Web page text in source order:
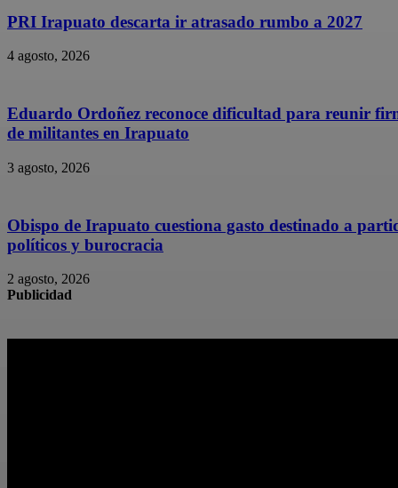
PRI Irapuato descarta ir atrasado rumbo a 2027
4 agosto, 2026
Eduardo Ordoñez reconoce dificultad para reunir
de militantes en Irapuato
3 agosto, 2026
Obispo de Irapuato cuestiona gasto destinado a
políticos y burocracia
2 agosto, 2026
Publicidad